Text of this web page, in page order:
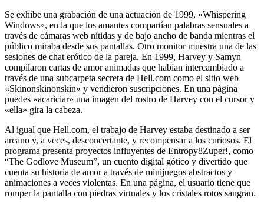
Se exhibe una grabación de una actuación de 1999, «Whispering
Windows», en la que los amantes compartían palabras sensuales a
través de cámaras web nítidas y de bajo ancho de banda mientras el
público miraba desde sus pantallas. Otro monitor muestra una de las
sesiones de chat erótico de la pareja. En 1999, Harvey y Samyn
compilaron cartas de amor animadas que habían intercambiado a
través de una subcarpeta secreta de Hell.com como el sitio web
«Skinonskinonskin» y vendieron suscripciones. En una página
puedes «acariciar» una imagen del rostro de Harvey con el cursor y
«ella» gira la cabeza.
Al igual que Hell.com, el trabajo de Harvey estaba destinado a ser
arcano y, a veces, desconcertante, y recompensar a los curiosos. El
programa presenta proyectos influyentes de Entropy8Zuper!, como
“The Godlove Museum”, un cuento digital gótico y divertido que
cuenta su historia de amor a través de minijuegos abstractos y
animaciones a veces violentas. En una página, el usuario tiene que
romper la pantalla con piedras virtuales y los cristales rotos sangran.